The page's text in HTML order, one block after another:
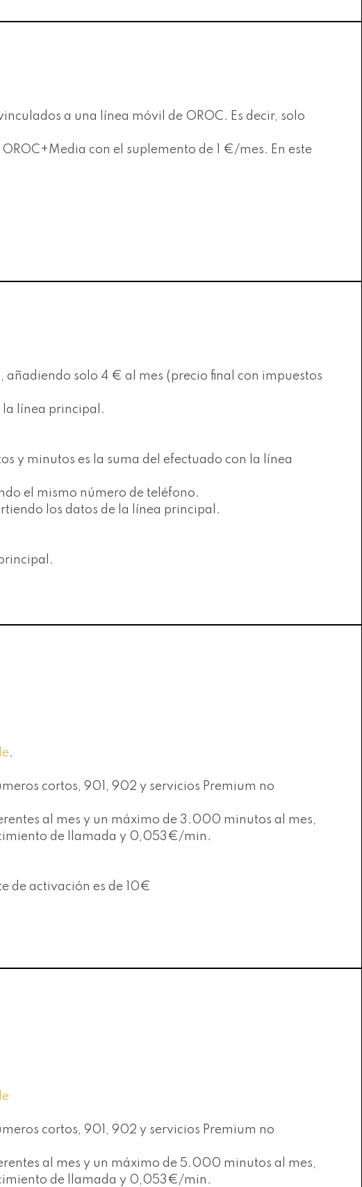
a una línea móvil de OROC. Es decir, solo
con el suplemento de 1 €/mes. En este
solo 4 € al mes (precio final con impuestos
la línea principal.
y minutos es la suma del efectuado con la línea
el mismo número de teléfono.
los datos de la línea principal.
.
cortos, 901, 902 y servicios Premium no
al mes y un máximo de 3.000 minutos al mes,
de llamada y 0,053€/min.
de activación es de 10€
cortos, 901, 902 y servicios Premium no
al mes y un máximo de 5.000 minutos al mes,
de llamada y 0,053€/min.